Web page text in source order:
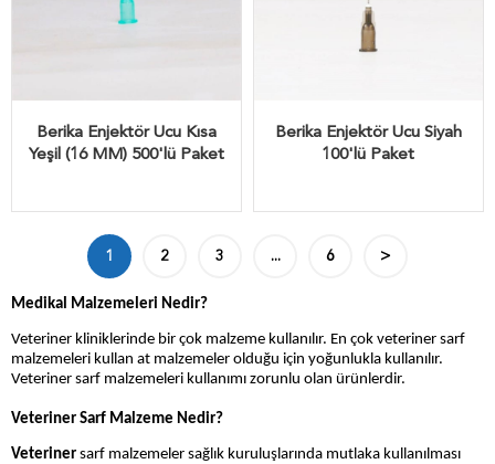
Berika Enjektör Ucu Kısa
Yeşil (16 MM) 500'lü Paket
Berika Enjektör Ucu Siyah
100'lü Paket
1 2 3 ... 6 >
Medikal Malzemeleri Nedir?
Veteriner kliniklerinde bir çok malzeme kullanılır. En çok veteriner sarf
malzemeleri kullan at malzemeler olduğu için yoğunlukla kullanılır.
Veteriner sarf malzemeleri kullanımı zorunlu olan ürünlerdir.
Veteriner Sarf Malzeme Nedir?
Veteriner sarf malzemeler sağlık kuruluşlarında mutlaka kullanılması